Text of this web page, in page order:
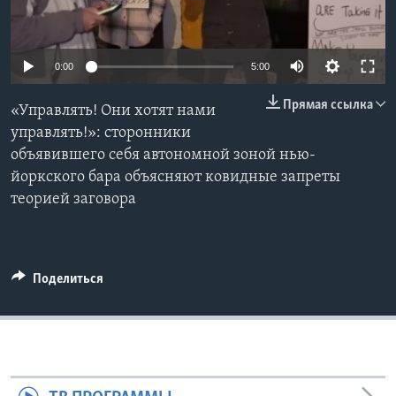
Learning English
Языки
0:00 5:00
Прямая ссылка
«Управлять! Они хотят нами
управлять!»: сторонники
объявившего себя автономной зоной нью-
йоркского бара объясняют ковидные запреты
теорией заговора
Поделиться